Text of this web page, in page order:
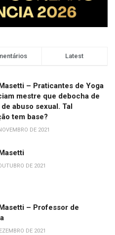
Latest
– Praticantes de Yoga
mestre que debocha de
abuso sexual. Tal
tem base?
DE 2021
DE 2021
– Professor de
DE 2021